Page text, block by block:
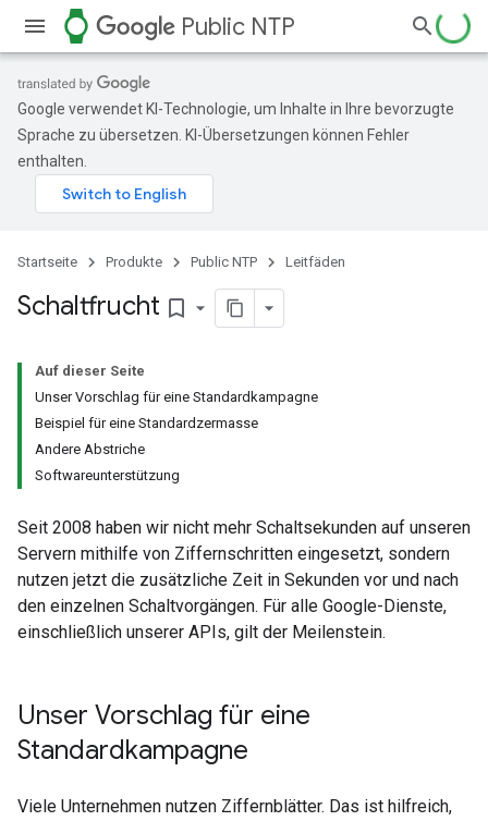
watch Public NTP
Google verwendet KI-Technologie, um Inhalte in Ihre bevorzugte
Sprache zu übersetzen. KI-Übersetzungen können Fehler
enthalten.
Startseite Produkte Public NTP Leitfäden
Schaltfrucht bookmark_border
Auf dieser Seite
Unser Vorschlag für eine Standardkampagne
Beispiel für eine Standardzermasse
Andere Abstriche
Softwareunterstützung
Seit 2008 haben wir nicht mehr Schaltsekunden auf unseren
Servern mithilfe von Ziffernschritten eingesetzt, sondern
nutzen jetzt die zusätzliche Zeit in Sekunden vor und nach
den einzelnen Schaltvorgängen. Für alle Google-Dienste,
einschließlich unserer APIs, gilt der Meilenstein.
Unser Vorschlag für eine
Standardkampagne
Viele Unternehmen nutzen Ziffernblätter. Das ist hilfreich,